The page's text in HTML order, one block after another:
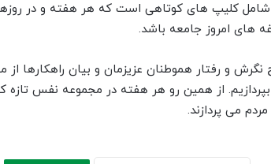
شامل کلیپ های کوتاهی است که هر هفته و در
های امروز جامعه باشد.
نگرش و رفتار هموطنان عزیزمان و بیان راهکارها
از همین رو هر هفته در مجموعه نفس تازه
می پردازند.